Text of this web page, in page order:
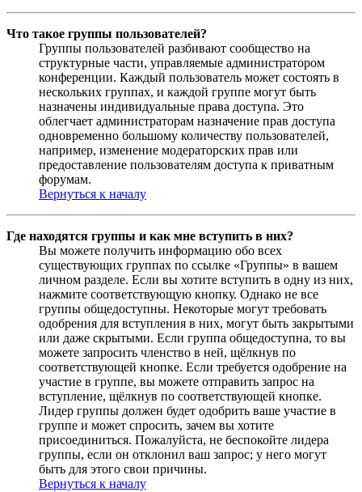
Что такое группы пользователей?
Группы пользователей разбивают сообщество на
структурные части, управляемые администратором
конференции. Каждый пользователь может состоять в
нескольких группах, и каждой группе могут быть
назначены индивидуальные права доступа. Это
облегчает администраторам назначение прав доступа
одновременно большому количеству пользователей,
например, изменение модераторских прав или
предоставление пользователям доступа к приватным
форумам.
Вернуться к началу
Где находятся группы и как мне вступить в них?
Вы можете получить информацию обо всех
существующих группах по ссылке «Группы» в вашем
личном разделе. Если вы хотите вступить в одну из них,
нажмите соответствующую кнопку. Однако не все
группы общедоступны. Некоторые могут требовать
одобрения для вступления в них, могут быть закрытыми
или даже скрытыми. Если группа общедоступна, то вы
можете запросить членство в ней, щёлкнув по
соответствующей кнопке. Если требуется одобрение на
участие в группе, вы можете отправить запрос на
вступление, щёлкнув по соответствующей кнопке.
Лидер группы должен будет одобрить ваше участие в
группе и может спросить, зачем вы хотите
присоединиться. Пожалуйста, не беспокойте лидера
группы, если он отклонил ваш запрос; у него могут
быть для этого свои причины.
Вернуться к началу